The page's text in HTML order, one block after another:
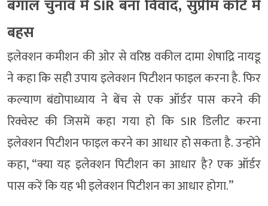
बंगाल चुनाव में SIR बना विवाद, सुप्रीम कोर्ट में
बहस
इलेक्शन कमीशन की ओर से वरिष्ठ वकील दामा शेषाद्रि नायडू
ने कहा कि सही उपाय इलेक्शन पिटीशन फाइल करना है. फिर
कल्याण बंद्योपाध्याय ने बेंच से एक ऑर्डर पास करने की
रिक्वेस्ट की जिसमें कहा गया हो कि SIR डिलीट करना
इलेक्शन पिटीशन फाइल करने का आधार हो सकता है. उन्होंने
कहा, “क्या यह इलेक्शन पिटीशन का आधार है? एक ऑर्डर
पास करें कि यह भी इलेक्शन पिटीशन का आधार होगा.”